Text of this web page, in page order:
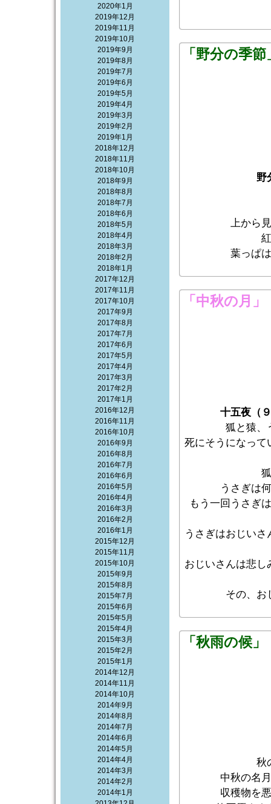
2020年1月
2019年12月
2019年11月
2019年10月
2019年9月
2019年8月
2019年7月
2019年6月
2019年5月
2019年4月
2019年3月
2019年2月
2019年1月
2018年12月
2018年11月
2018年10月
2018年9月
2018年8月
2018年7月
2018年6月
2018年5月
2018年4月
2018年3月
2018年2月
2018年1月
2017年12月
2017年11月
2017年10月
2017年9月
2017年8月
2017年7月
2017年6月
2017年5月
2017年4月
2017年3月
2017年2月
2017年1月
2016年12月
2016年11月
2016年10月
2016年9月
2016年8月
2016年7月
2016年6月
2016年5月
2016年4月
2016年3月
2016年2月
2016年1月
2015年12月
2015年11月
2015年10月
2015年9月
2015年8月
2015年7月
2015年6月
2015年5月
2015年4月
2015年3月
2015年2月
2015年1月
2014年12月
2014年11月
2014年10月
2014年9月
2014年8月
2014年7月
2014年6月
2014年5月
2014年4月
2014年3月
2014年2月
2014年1月
「野分の季節
野
上から
葉っぱ
「中秋の月」
十五夜（
狐と猿、
死にそうになって
うさぎは
もう一回うさぎ
うさぎはおじいさ
おじいさんは悲し
その、お
「秋雨の候」
秋
中秋の名
収穫物を